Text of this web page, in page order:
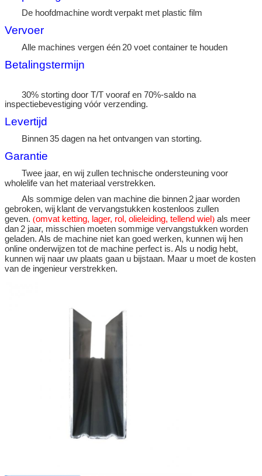
De hoofdmachine wordt verpakt met plastic film
Vervoer
Alle machines vergen één 20 voet container te houden
Betalingstermijn
30% storting door T/T vooraf en 70%-saldo na
inspectiebevestiging vóór verzending.
Levertijd
Binnen 35 dagen na het ontvangen van storting.
Garantie
Twee jaar, en wij zullen technische ondersteuning voor
wholelife van het materiaal verstrekken.
Als sommige delen van machine die binnen 2 jaar worden
gebroken, wij klant de vervangstukken kostenloos zullen
geven. (omvat ketting, lager, rol, olieleiding, tellend wiel) als meer
dan 2 jaar, misschien moeten sommige vervangstukken worden
geladen. Als de machine niet kan goed werken, kunnen wij hen
online onderwijzen tot de machine perfect is. Als u nodig hebt,
kunnen wij naar uw plaats gaan u bijstaan. Maar u moet de kosten
van de ingenieur verstrekken.